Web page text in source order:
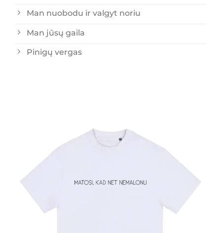
Man nuobodu ir valgyt noriu
Man jūsų gaila
Pinigų vergas